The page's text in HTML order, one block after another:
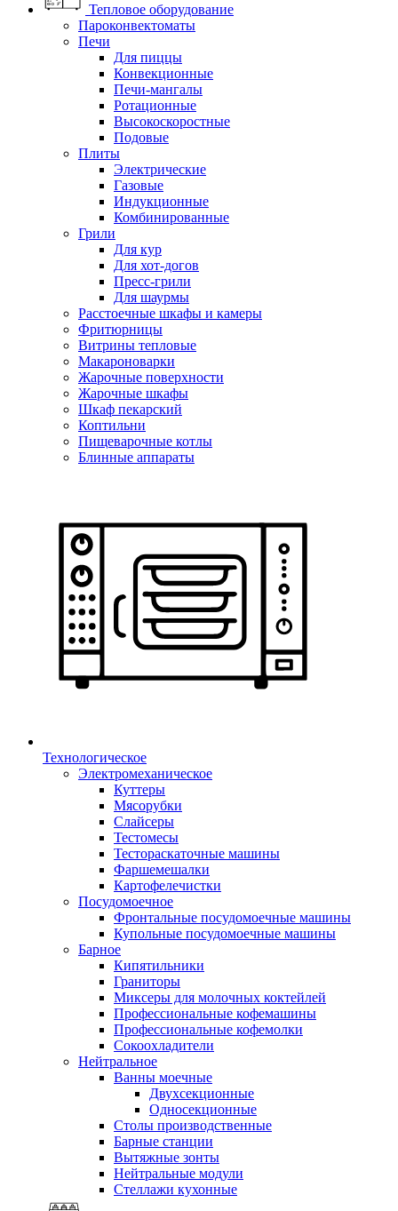
Тепловое оборудование
Пароконвектоматы
Печи
Для пиццы
Конвекционные
Печи-мангалы
Ротационные
Высокоскоростные
Подовые
Плиты
Электрические
Газовые
Индукционные
Комбинированные
Грили
Для кур
Для хот-догов
Пресс-грили
Для шаурмы
Расстоечные шкафы и камеры
Фритюрницы
Витрины тепловые
Макароноварки
Жарочные поверхности
Жарочные шкафы
Шкаф пекарский
Коптильни
Пищеварочные котлы
Блинные аппараты
Технологическое
Электромеханическое
Куттеры
Мясорубки
Слайсеры
Тестомесы
Тестораскаточные машины
Фаршемешалки
Картофелечистки
Посудомоечное
Фронтальные посудомоечные машины
Купольные посудомоечные машины
Барное
Кипятильники
Граниторы
Миксеры для молочных коктейлей
Профессиональные кофемашины
Профессиональные кофемолки
Сокоохладители
Нейтральное
Ванны моечные
Двухсекционные
Односекционные
Столы производственные
Барные станции
Вытяжные зонты
Нейтральные модули
Стеллажи кухонные